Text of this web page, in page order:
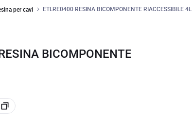
per cavi ETLRE0400 RESINA BICOMPONENTE RIACCESSIBILE 4L
BICOMPONENTE